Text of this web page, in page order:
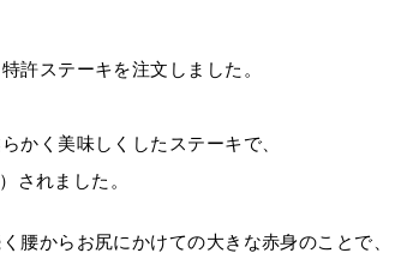
許ステーキを注文しました。
かく美味しくしたステーキで、
されました。
腰からお尻にかけての大きな赤身のことで、